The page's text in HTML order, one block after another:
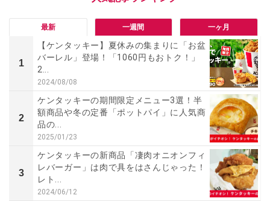
最新 一週間 一ヶ月
1
【ケンタッキー】夏休みの集まりに「お盆
バーレル」登場！「1060円もおトク！」
2...
2024/08/08
2
ケンタッキーの期間限定メニュー3選！半
額商品や冬の定番「ポットパイ」に人気商
品の...
2025/01/23
3
ケンタッキーの新商品「凄肉オニオンフィ
レバーガー」は肉で具をはさんじゃった！
レト...
2024/06/12